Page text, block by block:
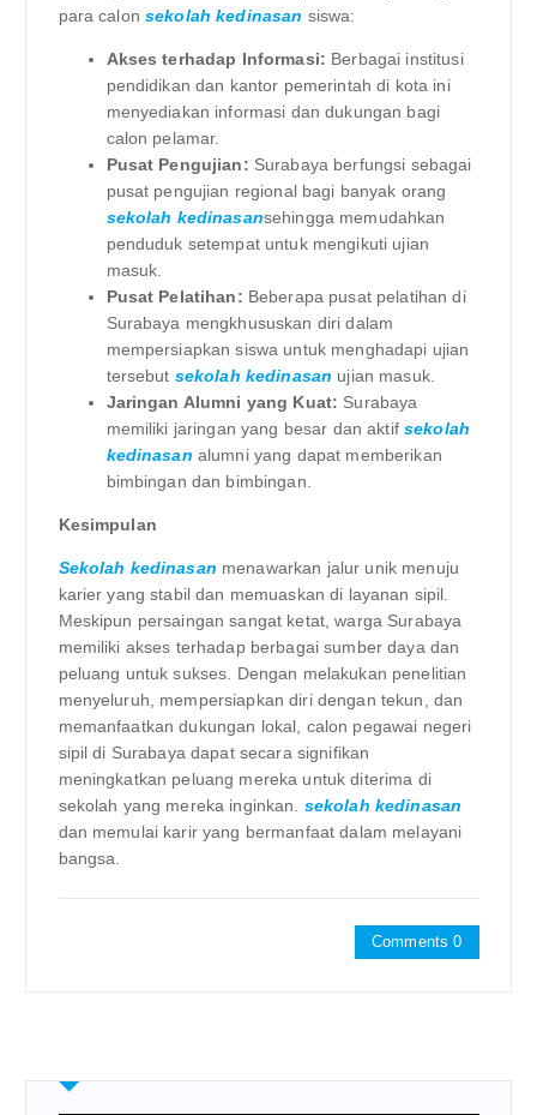
para calonsekolah kedinasan siswa:
Akses terhadap Informasi: Berbagai institusi
pendidikan dan kantor pemerintah di kota ini
menyediakan informasi dan dukungan bagi
calon pelamar.
Pusat Pengujian: Surabaya berfungsi sebagai
pusat pengujian regional bagi banyak orang
sekolah kedinasansehingga memudahkan
penduduk setempat untuk mengikuti ujian
masuk.
Pusat Pelatihan: Beberapa pusat pelatihan di
Surabaya mengkhususkan diri dalam
mempersiapkan siswa untuk menghadapi ujian
tersebut sekolah kedinasan ujian masuk.
Jaringan Alumni yang Kuat: Surabaya
memiliki jaringan yang besar dan aktif sekolah
kedinasan alumni yang dapat memberikan
bimbingan dan bimbingan.
Kesimpulan
Sekolah kedinasan menawarkan jalur unik menuju
karier yang stabil dan memuaskan di layanan sipil.
Meskipun persaingan sangat ketat, warga Surabaya
memiliki akses terhadap berbagai sumber daya dan
peluang untuk sukses. Dengan melakukan penelitian
menyeluruh, mempersiapkan diri dengan tekun, dan
memanfaatkan dukungan lokal, calon pegawai negeri
sipil di Surabaya dapat secara signifikan
meningkatkan peluang mereka untuk diterima di
sekolah yang mereka inginkan. sekolah kedinasan
dan memulai karir yang bermanfaat dalam melayani
bangsa.
Comments 0